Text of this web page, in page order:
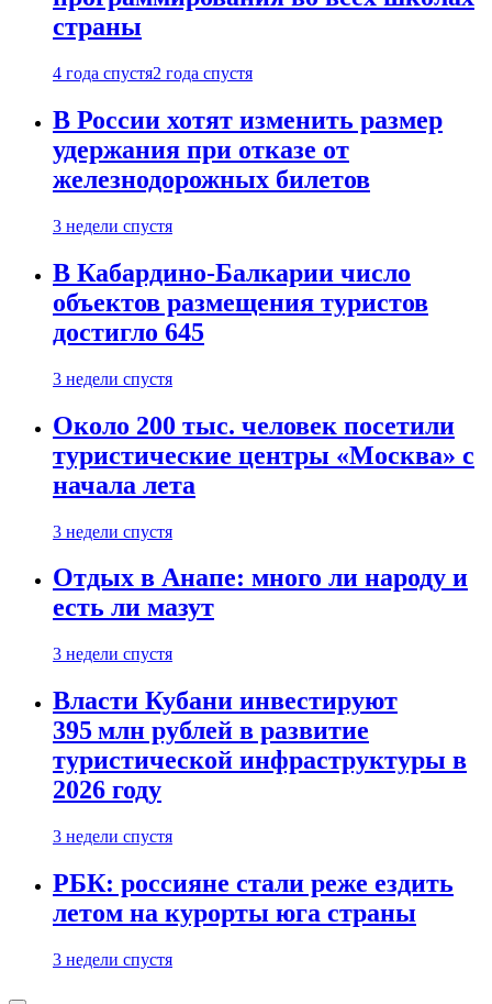
страны
4 года спустя2 года спустя
В России хотят изменить размер
удержания при отказе от
железнодорожных билетов
3 недели спустя
В Кабардино-Балкарии число
объектов размещения туристов
достигло 645
3 недели спустя
Около 200 тыс. человек посетили
туристические центры «Москва» с
начала лета
3 недели спустя
Отдых в Анапе: много ли народу и
есть ли мазут
3 недели спустя
Власти Кубани инвестируют
395 млн рублей в развитие
туристической инфраструктуры в
2026 году
3 недели спустя
РБК: россияне стали реже ездить
летом на курорты юга страны
3 недели спустя